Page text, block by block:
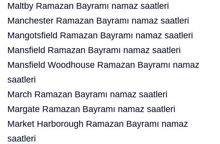
Maltby Ramazan Bayramı namaz saatleri
Manchester Ramazan Bayramı namaz saatleri
Mangotsfield Ramazan Bayramı namaz saatleri
Mansfield Ramazan Bayramı namaz saatleri
Mansfield Woodhouse Ramazan Bayramı namaz
saatleri
March Ramazan Bayramı namaz saatleri
Margate Ramazan Bayramı namaz saatleri
Market Harborough Ramazan Bayramı namaz
saatleri